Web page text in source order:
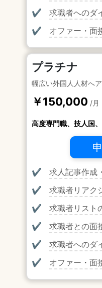
✔
求職者へのダ
✔
オファー・面
プラチナ
幅広い外国人人材へア
￥150,000 /月
高度専門職、技人国
✔
求人記事作成
✔
求職者リアク
✔
求職者リスト
✔
求職者との面
✔
求職者へのダ
✔
オファー・面